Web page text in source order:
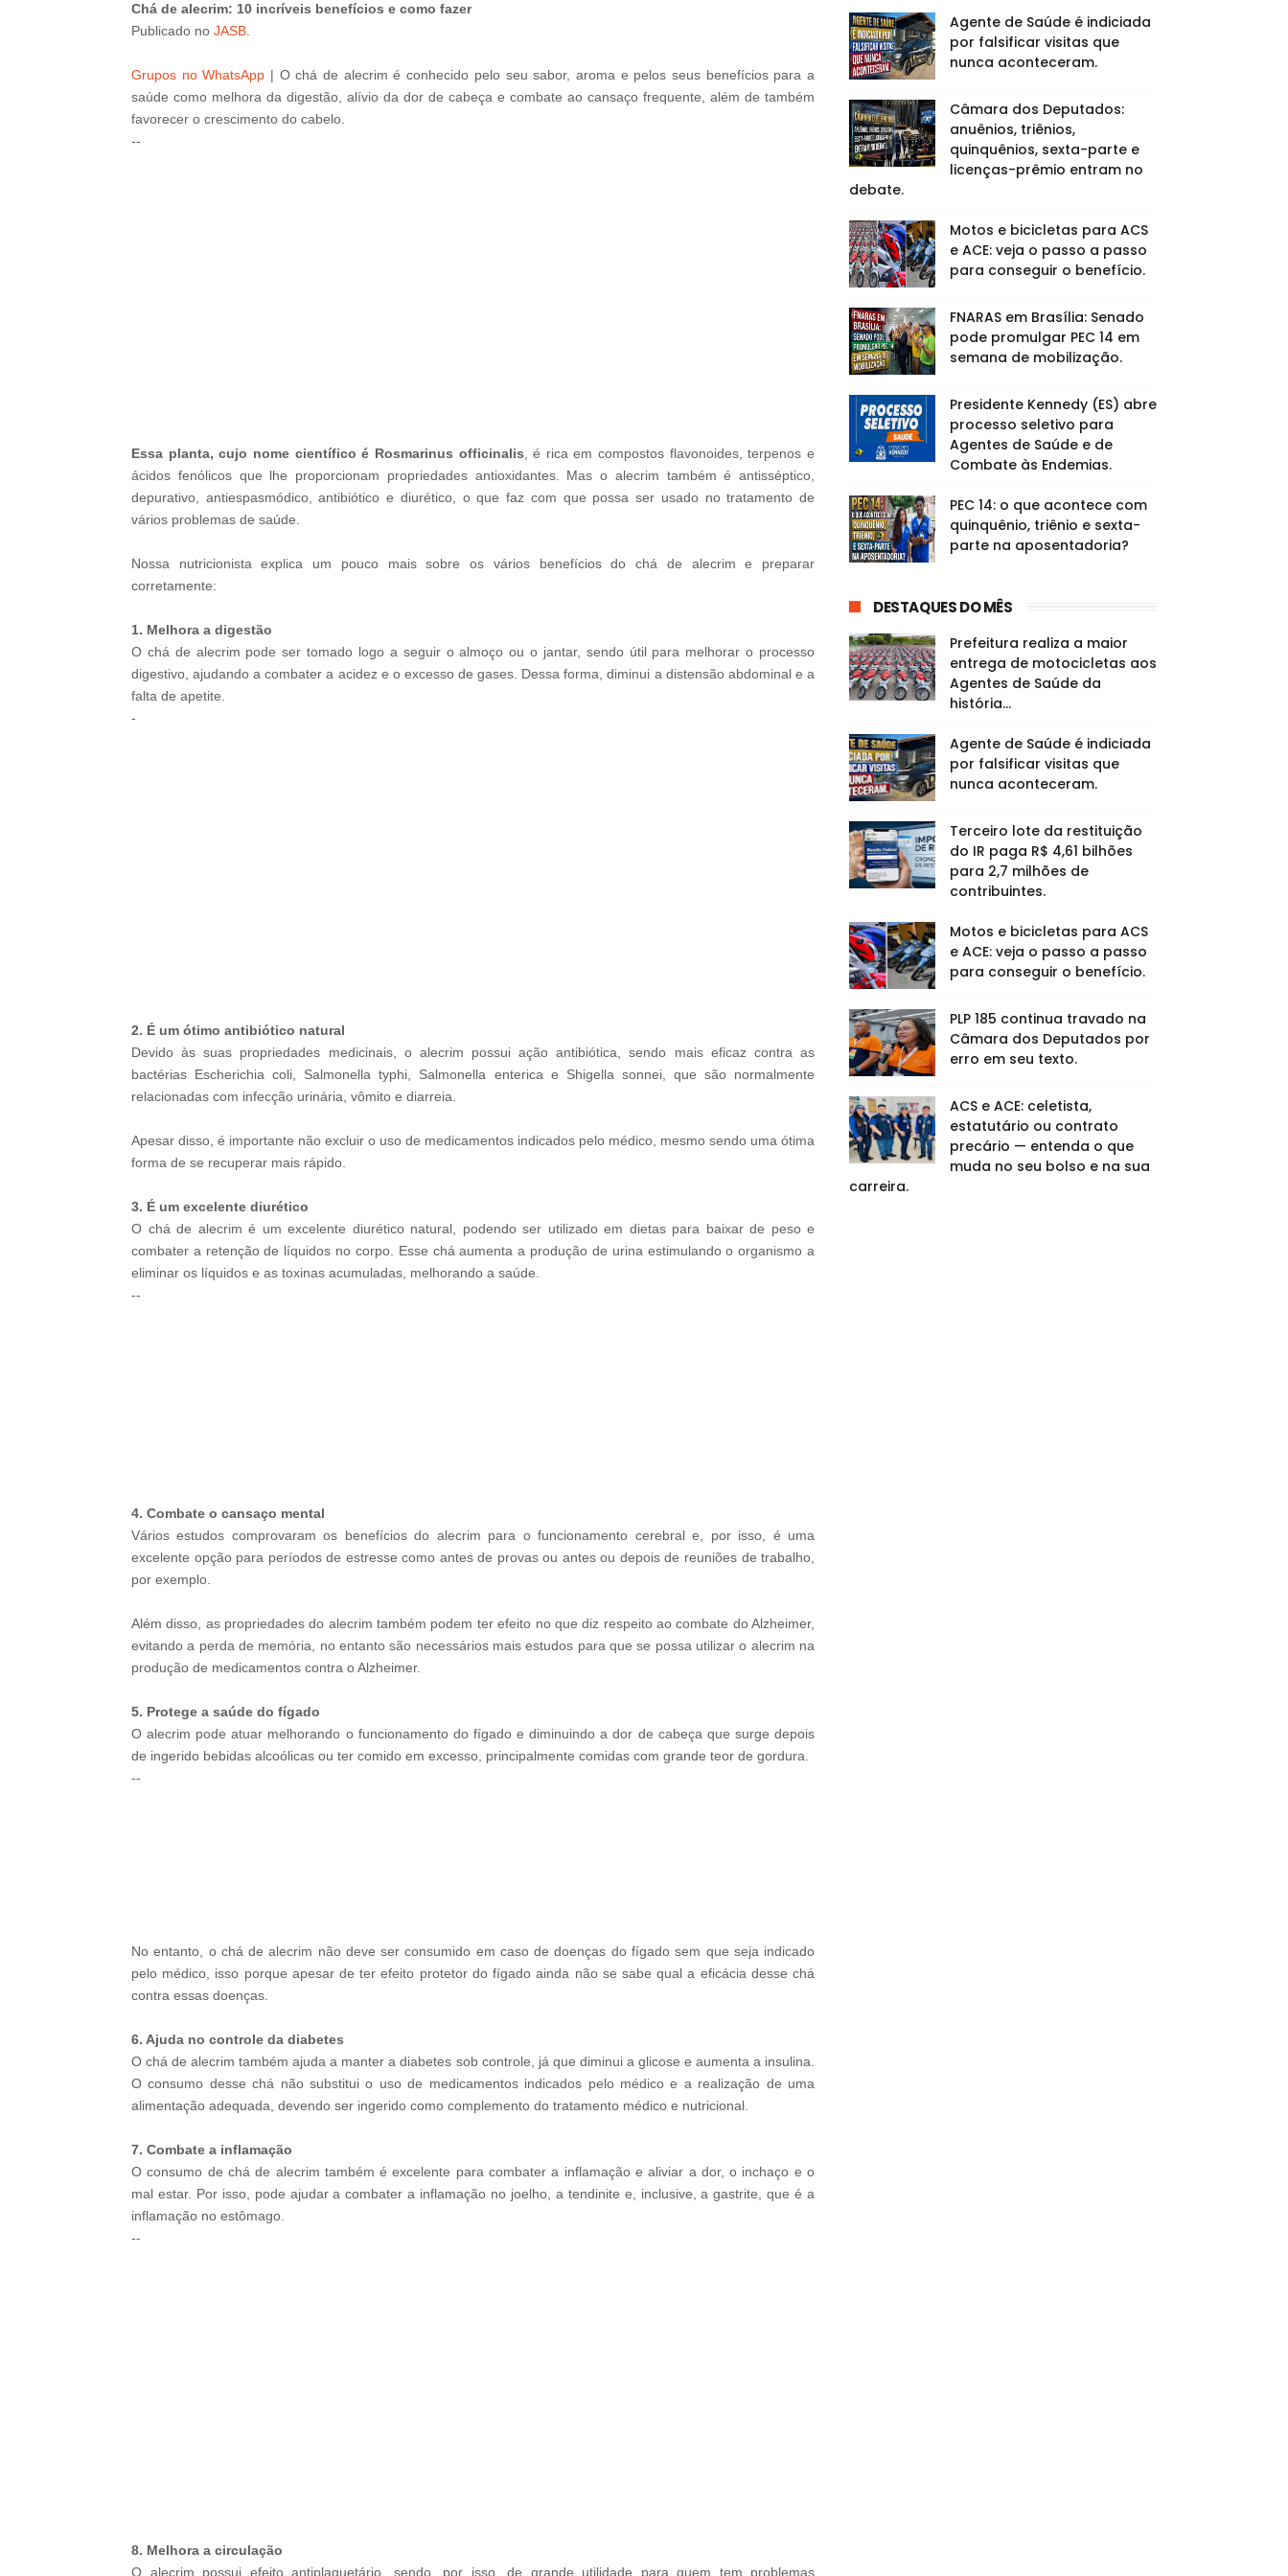
Chá de alecrim: 10 incríveis benefícios e como fazer
Publicado no JASB
Grupos no WhatsApp | O chá de alecrim é conhecido pelo seu sabor, aroma e pelos seus benefícios para a
saúde como melhora da digestão, alívio da dor de cabeça e combate ao cansaço frequente, além de também
favorecer o crescimento do cabelo.
--
Essa planta, cujo nome científico é Rosmarinus officinalis , é rica em compostos flavonoides, terpenos e
ácidos fenólicos que lhe proporcionam propriedades antioxidantes. Mas o alecrim também é antisséptico,
depurativo, antiespasmódico, antibiótico e diurético, o que faz com que possa ser usado no tratamento de
vários problemas de saúde.
Nossa nutricionista explica um pouco mais sobre os vários benefícios do chá de alecrim e preparar
corretamente:
1. Melhora a digestão
O chá de alecrim pode ser tomado logo a seguir o almoço ou o jantar, sendo útil para melhorar o processo
digestivo, ajudando a combater a acidez e o excesso de gases. Dessa forma, diminui a distensão abdominal e a
falta de apetite.
-
2. É um ótimo antibiótico natural
Devido às suas propriedades medicinais, o alecrim possui ação antibiótica, sendo mais eficaz contra as
bactérias Escherichia coli, Salmonella typhi, Salmonella enterica e Shigella sonnei, que são normalmente
relacionadas com infecção urinária, vômito e diarreia.
Apesar disso, é importante não excluir o uso de medicamentos indicados pelo médico, mesmo sendo uma ótima
forma de se recuperar mais rápido.
3. É um excelente diurético
O chá de alecrim é um excelente diurético natural, podendo ser utilizado em dietas para baixar de peso e
combater a retenção de líquidos no corpo. Esse chá aumenta a produção de urina estimulando o organismo a
eliminar os líquidos e as toxinas acumuladas, melhorando a saúde.
--
4. Combate o cansaço mental
Vários estudos comprovaram os benefícios do alecrim para o funcionamento cerebral e, por isso, é uma
excelente opção para períodos de estresse como antes de provas ou antes ou depois de reuniões de trabalho,
por exemplo.
Além disso, as propriedades do alecrim também podem ter efeito no que diz respeito ao combate do Alzheimer,
evitando a perda de memória, no entanto são necessários mais estudos para que se possa utilizar o alecrim na
produção de medicamentos contra o Alzheimer.
5. Protege a saúde do fígado
O alecrim pode atuar melhorando o funcionamento do fígado e diminuindo a dor de cabeça que surge depois
de ingerido bebidas alcoólicas ou ter comido em excesso, principalmente comidas com grande teor de gordura.
--
No entanto, o chá de alecrim não deve ser consumido em caso de doenças do fígado sem que seja indicado
pelo médico, isso porque apesar de ter efeito protetor do fígado ainda não se sabe qual a eficácia desse chá
contra essas doenças.
6. Ajuda no controle da diabetes
O chá de alecrim também ajuda a manter a diabetes sob controle, já que diminui a glicose e aumenta a insulina.
O consumo desse chá não substitui o uso de medicamentos indicados pelo médico e a realização de uma
alimentação adequada, devendo ser ingerido como complemento do tratamento médico e nutricional.
7. Combate a inflamação
O consumo de chá de alecrim também é excelente para combater a inflamação e aliviar a dor, o inchaço e o
mal estar. Por isso, pode ajudar a combater a inflamação no joelho, a tendinite e, inclusive, a gastrite, que é a
inflamação no estômago.
--
8. Melhora a circulação
O alecrim possui efeito antiplaquetário, sendo, por isso, de grande utilidade para quem tem problemas
Agente de Saúde é indiciada
por falsificar visitas que
nunca aconteceram.
Câmara dos Deputados:
anuênios, triênios,
quinquênios, sexta-parte e
licenças-prêmio entram no
debate.
Motos e bicicletas para ACS
e ACE: veja o passo a passo
para conseguir o benefício.
FNARAS em Brasília: Senado
pode promulgar PEC 14 em
semana de mobilização.
Presidente Kennedy (ES) abre
processo seletivo para
Agentes de Saúde e de
Combate às Endemias.
PEC 14: o que acontece com
quinquênio, triênio e sexta-
parte na aposentadoria?
DESTAQUES DO MÊS
Prefeitura realiza a maior
entrega de motocicletas aos
Agentes de Saúde da
história...
Agente de Saúde é indiciada
por falsificar visitas que
nunca aconteceram.
Terceiro lote da restituição
do IR paga R$ 4,61 bilhões
para 2,7 milhões de
contribuintes.
Motos e bicicletas para ACS
e ACE: veja o passo a passo
para conseguir o benefício.
PLP 185 continua travado na
Câmara dos Deputados por
erro em seu texto.
ACS e ACE: celetista,
estatutário ou contrato
precário — entenda o que
muda no seu bolso e na sua
carreira.
BRAINBERRIES
10 Foods That Instantly Reduce Bloat
Remember Them? These '90s Couples Defined An Era—
BRAINBERRIES
These Wedding Dance Moves Broke
The Internet
She Spends Millions To Transform Herself Into A Barbie
Doll!
Mystery Solved: Here's Why These 9 Actors Left Their TV
Lion King Remake